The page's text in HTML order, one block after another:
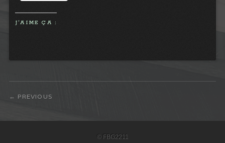
J’AIME ÇA :
PREVIOUS
© FBG2211